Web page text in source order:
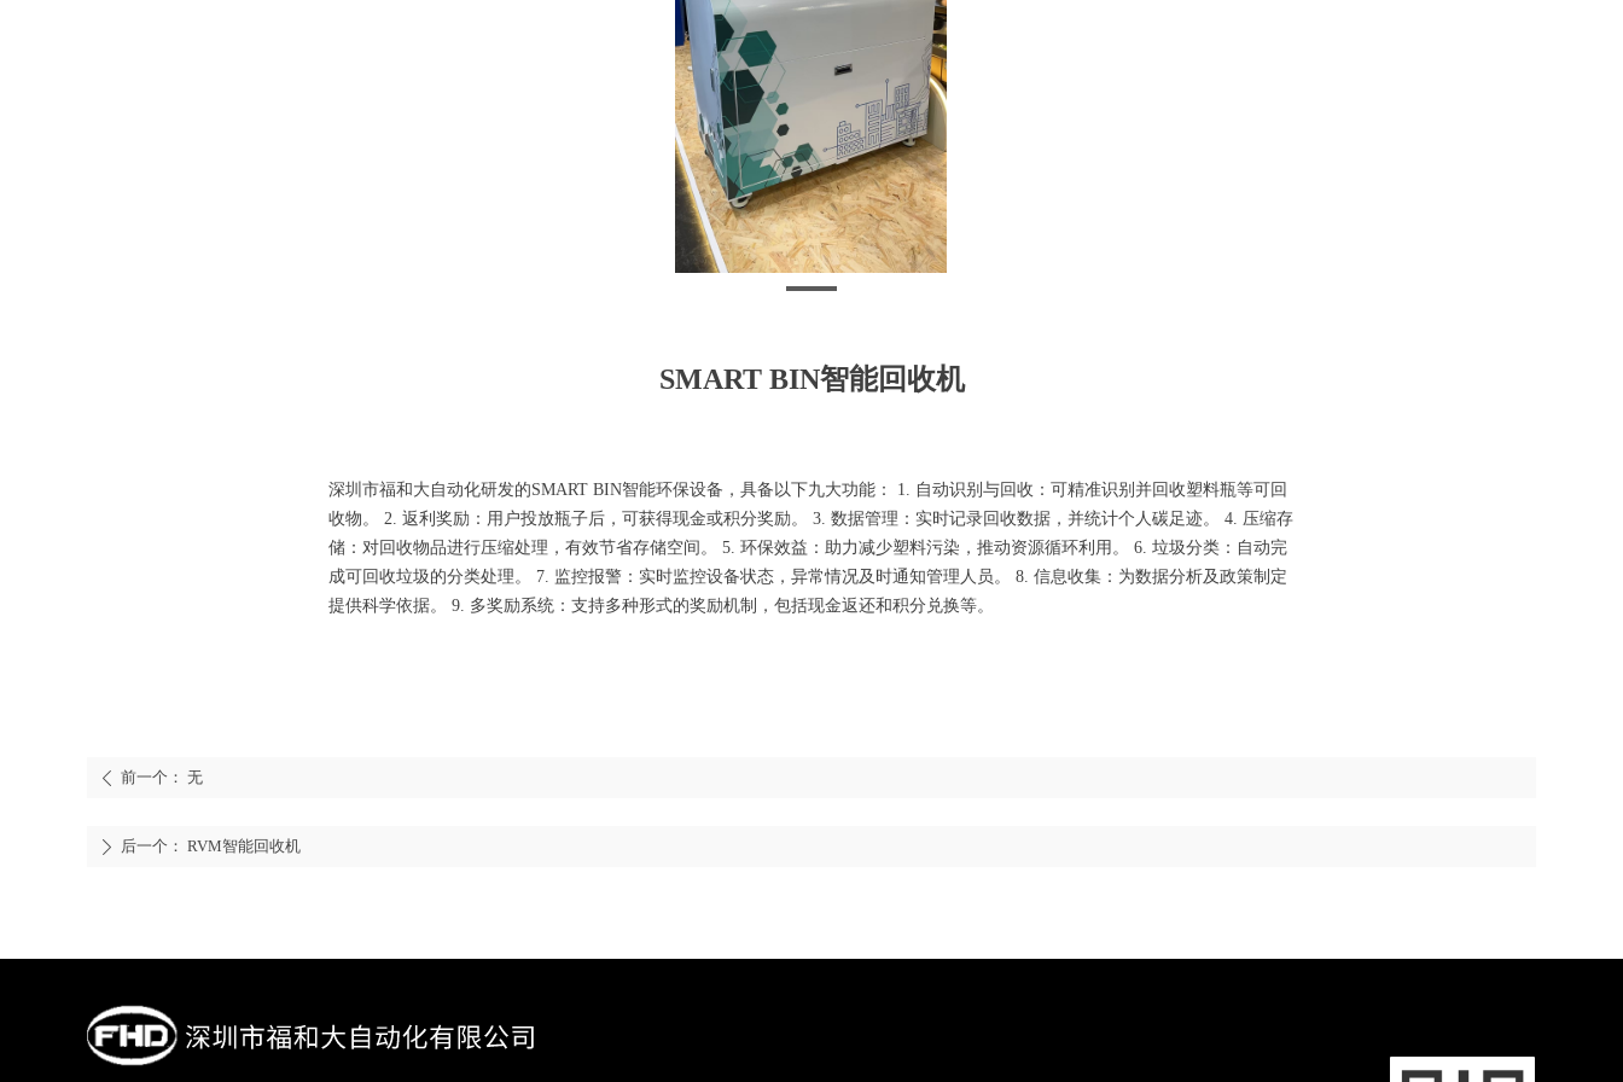
SMART BIN智能回收机
深圳市福和大自动化研发的SMART BIN智能环保设备，具备以下九大功能： 1. 自动识别与回收：可精准识别并回收塑料瓶等可回
收物。 2. 返利奖励：用户投放瓶子后，可获得现金或积分奖励。 3. 数据管理：实时记录回收数据，并统计个人碳足迹。 4. 压缩存
储：对回收物品进行压缩处理，有效节省存储空间。 5. 环保效益：助力减少塑料污染，推动资源循环利用。 6. 垃圾分类：自动完
成可回收垃圾的分类处理。 7. 监控报警：实时监控设备状态，异常情况及时通知管理人员。 8. 信息收集：为数据分析及政策制定
提供科学依据。 9. 多奖励系统：支持多种形式的奖励机制，包括现金返还和积分兑换等。
ꄴ 前一个： 无
ꄲ 后一个： RVM智能回收机